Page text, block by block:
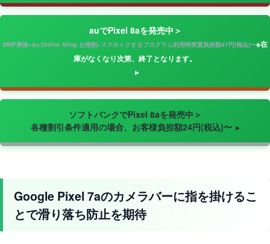
auでPixel 8aを発売中＞
MNP乗換+au Online Shop お得割+スマホトクするプログラム利用時実質負担額47円(税込)〜※在
庫がなくなり次第、終了となります。
ソフトバンクでPixel 8aを発売中＞
各種割引条件適用の場合、お客様負担額24円(税込)〜
Google Pixel 7aのカメラバーに指を掛けるこ
とで滑り落ち防止を期待